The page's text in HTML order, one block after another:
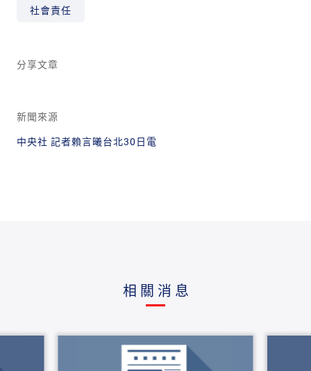
社會責任
分享文章
新聞來源
中央社 記者賴言曦台北30日電
相關消息